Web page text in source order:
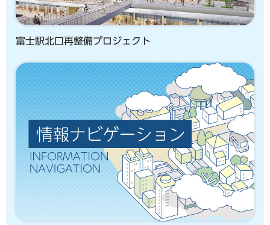
富士駅北口再整備プロジェクト